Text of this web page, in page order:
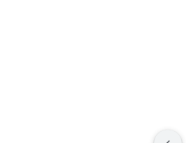
ICP证合字B2-